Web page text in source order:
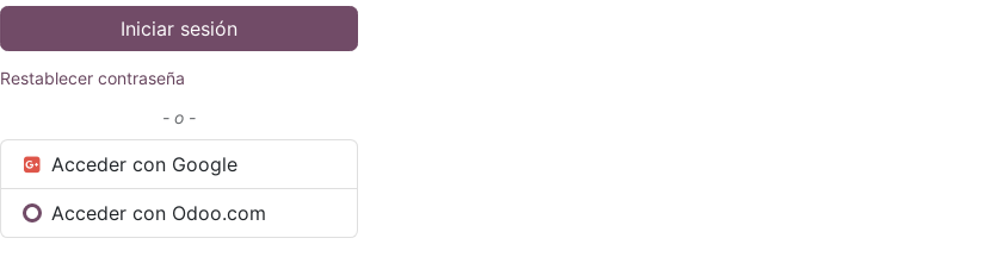
Iniciar sesión
Restablecer contraseña
- o -
Acceder con Google
Acceder con Odoo.com